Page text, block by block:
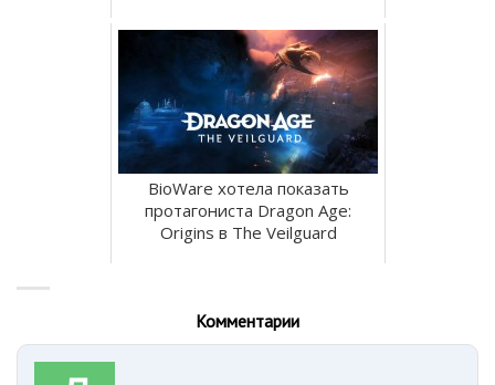
BioWare хотела показать
протагониста Dragon Age:
Origins в The Veilguard
Комментарии